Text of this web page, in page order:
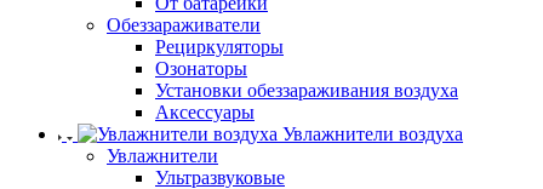
Обеззараживатели
Рециркуляторы
Озонаторы
Установки обеззараживания воздуха
Аксессуары
Увлажнители воздуха
Увлажнители
Ультразвуковые